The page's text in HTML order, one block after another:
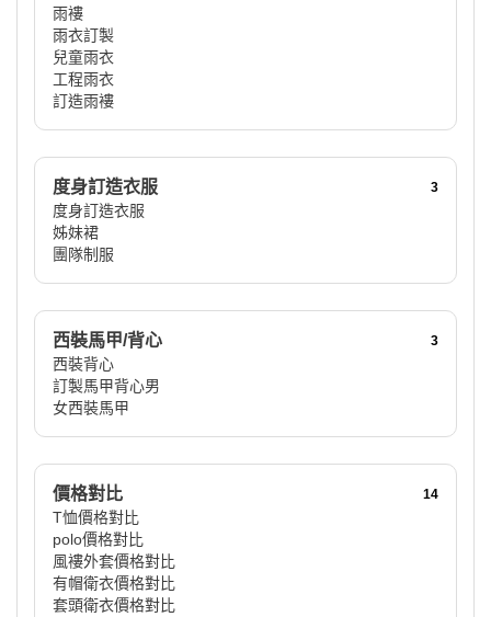
雨褸
雨衣訂製
兒童雨衣
工程雨衣
訂造雨褸
度身訂造衣服 3
度身訂造衣服
姊妹裙
團隊制服
西裝馬甲/背心 3
西裝背心
訂製馬甲背心男
女西裝馬甲
價格對比 14
T恤價格對比
polo價格對比
風褸外套價格對比
有帽衛衣價格對比
套頭衛衣價格對比